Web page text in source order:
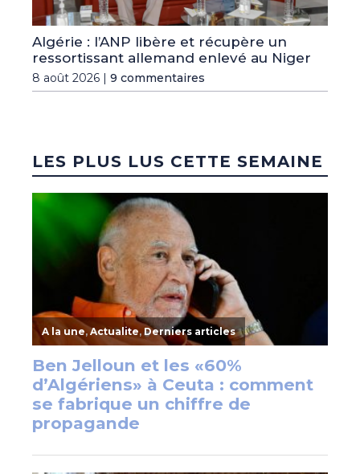
Algérie : l’ANP libère et récupère un
ressortissant allemand enlevé au Niger
8 août 2026 | 9 commentaires
LES PLUS LUS CETTE SEMAINE